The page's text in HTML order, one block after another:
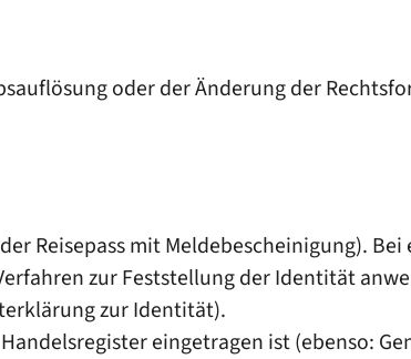
oder der Änderung der
Reisepass mit Meldebescheinigung).
zur Feststellung der Identität
zur Identität).
eingetragen ist (ebenso: